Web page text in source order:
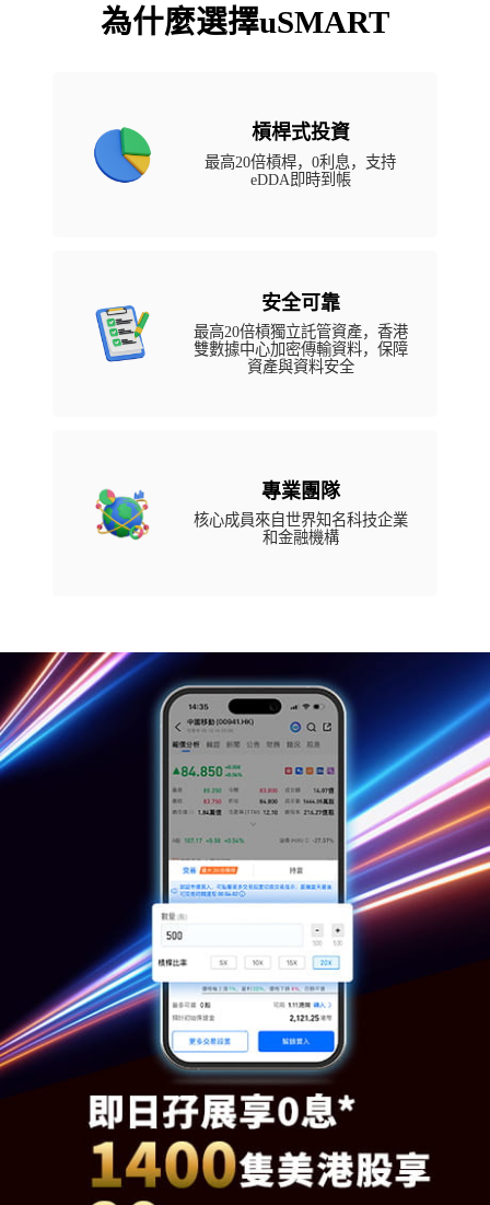
為什麼選擇uSMART
槓桿式投資
最高20倍槓桿，0利息，支持
eDDA即時到帳
安全可靠
最高20倍槓獨立託管資產，香港
雙數據中心加密傳輸資料，保障
資產與資料安全
專業團隊
核心成員來自世界知名科技企業
和金融機構